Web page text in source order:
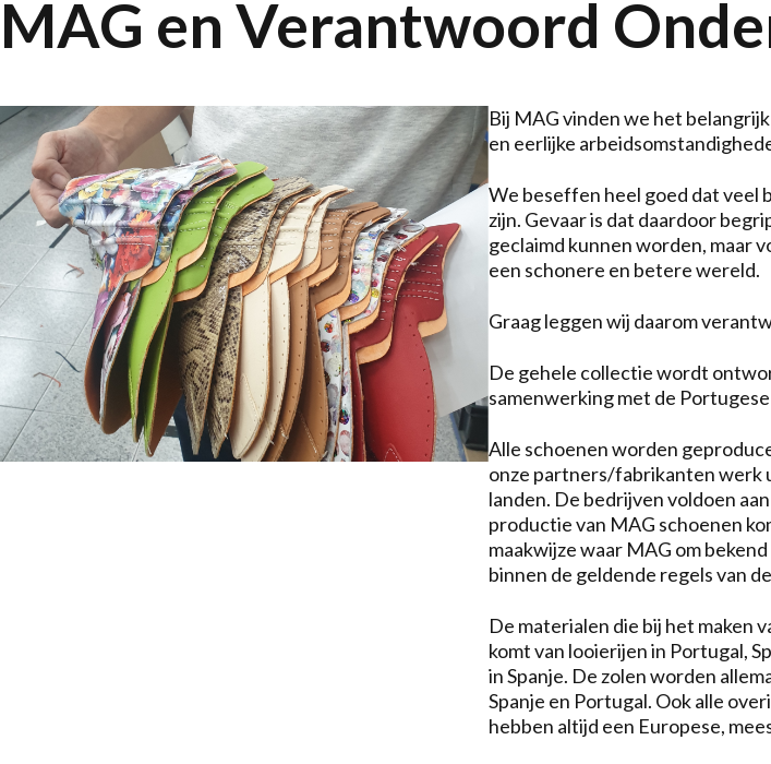
MAG en Verantwoord
Bij MAG vinden we het
en eerlijke
We beseffen heel goed dat veel
zijn. Gevaar is dat daardoor
geclaimd kunnen worden, maar
een schonere en betere wereld.
Graag leggen wij daarom
De gehele collectie wordt
samenwerking met de
Alle schoenen worden
onze partners/fabrikanten werk
landen. De bedrijven voldoen
productie van MAG schoenen
maakwijze waar MAG om
binnen de geldende regels van
De materialen die bij het maken
komt van looierijen in Portugal,
in Spanje. De zolen worden
Spanje en Portugal. Ook alle
hebben altijd een Europese,